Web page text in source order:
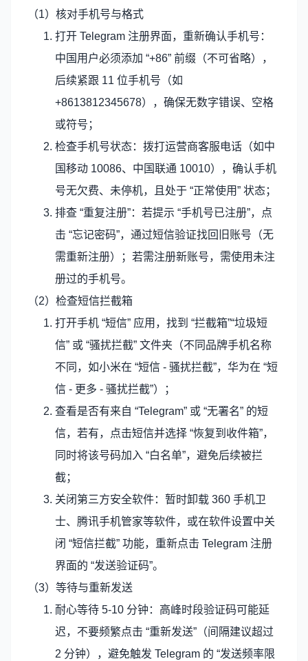
（1）核对手机号与格式
打开 Telegram 注册界面，重新确认手机号：
中国用户必须添加 “+86” 前缀（不可省略），
后续紧跟 11 位手机号（如
+8613812345678），确保无数字错误、空格
或符号；
检查手机号状态：拨打运营商客服电话（如中
国移动 10086、中国联通 10010），确认手机
号无欠费、未停机，且处于 “正常使用” 状态；
排查 “重复注册”：若提示 “手机号已注册”，点
击 “忘记密码”，通过短信验证找回旧账号（无
需重新注册）；若需注册新账号，需使用未注
册过的手机号。
（2）检查短信拦截箱
打开手机 “短信” 应用，找到 “拦截箱”“垃圾短
信” 或 “骚扰拦截” 文件夹（不同品牌手机名称
不同，如小米在 “短信 - 骚扰拦截”，华为在 “短
信 - 更多 - 骚扰拦截”）；
查看是否有来自 “Telegram” 或 “无署名” 的短
信，若有，点击短信并选择 “恢复到收件箱”，
同时将该号码加入 “白名单”，避免后续被拦
截；
关闭第三方安全软件：暂时卸载 360 手机卫
士、腾讯手机管家等软件，或在软件设置中关
闭 “短信拦截” 功能，重新点击 Telegram 注册
界面的 “发送验证码”。
（3）等待与重新发送
耐心等待 5-10 分钟：高峰时段验证码可能延
迟，不要频繁点击 “重新发送”（间隔建议超过
2 分钟），避免触发 Telegram 的 “发送频率限